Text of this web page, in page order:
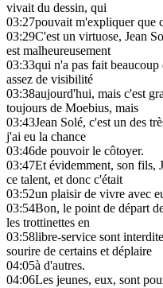
vivait du dessin, qui
03:27pouvait m'expliquer que
03:29C'est un virtuose, Jean
est malheureusement
03:33qui n'a pas fait
assez de visibilité
03:38aujourd'hui, mais c'est
toujours de Moebius, mais
03:43Jean Solé, c'est un des
j'ai eu la chance
03:46de pouvoir le côtoyer.
03:47Et évidemment, son fils,
ce talent, et donc c'était
03:52un plaisir de vivre avec
03:54Bon, le point de départ
les trottinettes en
03:58libre-service sont
sourire de certains et déplaire
04:05à d'autres.
04:06Les jeunes, eux, sont